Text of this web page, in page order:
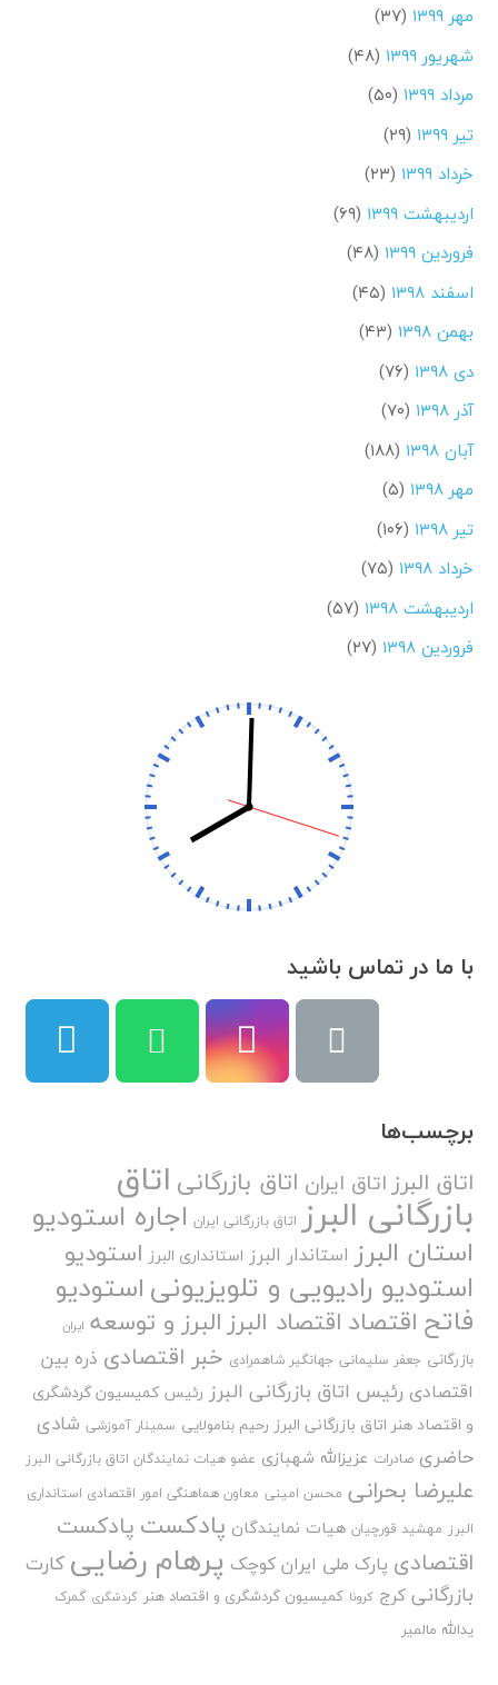
مهر ۱۳۹۹
(۳۷)
شهریور ۱۳۹۹
(۴۸)
مرداد ۱۳۹۹
(۵۰)
تیر ۱۳۹۹
(۲۹)
خرداد ۱۳۹۹
(۲۳)
اردیبهشت ۱۳۹۹
(۶۹)
فروردین ۱۳۹۹
(۴۸)
اسفند ۱۳۹۸
(۴۵)
بهمن ۱۳۹۸
(۴۳)
دی ۱۳۹۸
(۷۶)
آذر ۱۳۹۸
(۷۰)
آبان ۱۳۹۸
(۱۸۸)
مهر ۱۳۹۸
(۵)
تیر ۱۳۹۸
(۱۰۶)
خرداد ۱۳۹۸
(۷۵)
اردیبهشت ۱۳۹۸
(۵۷)
فروردین ۱۳۹۸
(۲۷)
با ما در تماس باشید
برچسب‌ها
اتاق البرزاتاق ایران اتاق بازرگانی اتاق
بازرگانی البرز اتاق بازرگانی ایران اجاره استودیو
استان البرز استاندار البرز استانداری البرز استودیو
استودیو رادیویی و تلویزیونیاستودیو
فاتح اقتصاد اقتصاد البرزالبرز و توسعه ایران
بازرگانی جعفر سلیمانی جهانگیر شاهمرادی خبر اقتصادی ذره بین
اقتصادی رئیس اتاق بازرگانی البرز رئیس کمیسیون گردشگری
و اقتصاد هنر اتاق بازرگانی البرز رحیم بنامولایی سمینار آموزشی شادی
حاضری صادرات عزیزالله شهبازی عضو هیات نمایندگان اتاق بازرگانی البرز
علیرضا بحرانی محسن امینی معاون هماهنگی امور اقتصادی استانداری
البرز مهشید قورچیان هیات نمایندگان پادکست پادکست
اقتصادی پارک ملی ایران کوچک پرهام رضایی کارت
بازرگانی کرج کرونا کمیسیون گردشگری و اقتصاد هنر گردشگری گمرک
یدالله مالمیر